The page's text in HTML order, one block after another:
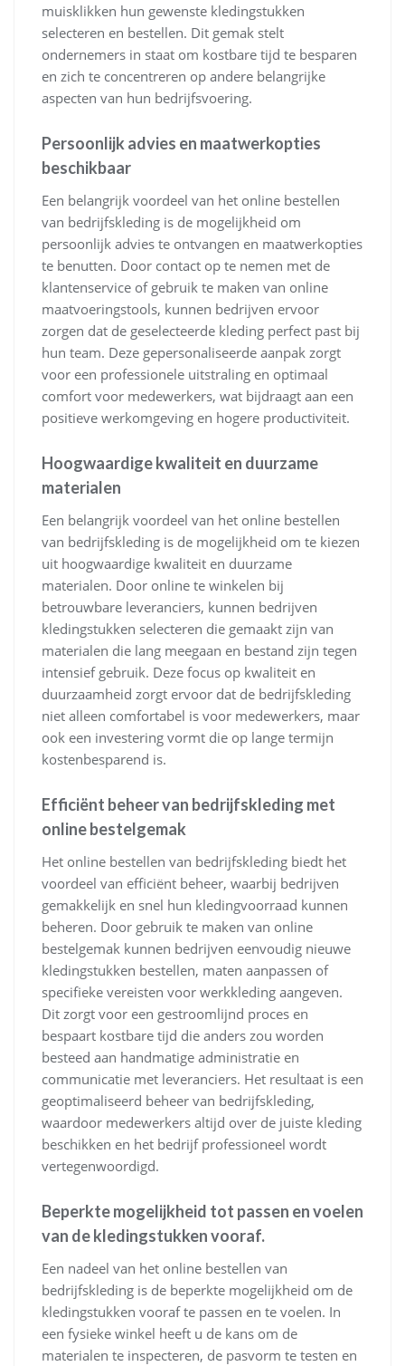
muisklikken hun gewenste kledingstukken
selecteren en bestellen. Dit gemak stelt
ondernemers in staat om kostbare tijd te besparen
en zich te concentreren op andere belangrijke
aspecten van hun bedrijfsvoering.
Persoonlijk advies en maatwerkopties
beschikbaar
Een belangrijk voordeel van het online bestellen
van bedrijfskleding is de mogelijkheid om
persoonlijk advies te ontvangen en maatwerkopties
te benutten. Door contact op te nemen met de
klantenservice of gebruik te maken van online
maatvoeringstools, kunnen bedrijven ervoor
zorgen dat de geselecteerde kleding perfect past bij
hun team. Deze gepersonaliseerde aanpak zorgt
voor een professionele uitstraling en optimaal
comfort voor medewerkers, wat bijdraagt aan een
positieve werkomgeving en hogere productiviteit.
Hoogwaardige kwaliteit en duurzame
materialen
Een belangrijk voordeel van het online bestellen
van bedrijfskleding is de mogelijkheid om te kiezen
uit hoogwaardige kwaliteit en duurzame
materialen. Door online te winkelen bij
betrouwbare leveranciers, kunnen bedrijven
kledingstukken selecteren die gemaakt zijn van
materialen die lang meegaan en bestand zijn tegen
intensief gebruik. Deze focus op kwaliteit en
duurzaamheid zorgt ervoor dat de bedrijfskleding
niet alleen comfortabel is voor medewerkers, maar
ook een investering vormt die op lange termijn
kostenbesparend is.
Efficiënt beheer van bedrijfskleding met
online bestelgemak
Het online bestellen van bedrijfskleding biedt het
voordeel van efficiënt beheer, waarbij bedrijven
gemakkelijk en snel hun kledingvoorraad kunnen
beheren. Door gebruik te maken van online
bestelgemak kunnen bedrijven eenvoudig nieuwe
kledingstukken bestellen, maten aanpassen of
specifieke vereisten voor werkkleding aangeven.
Dit zorgt voor een gestroomlijnd proces en
bespaart kostbare tijd die anders zou worden
besteed aan handmatige administratie en
communicatie met leveranciers. Het resultaat is een
geoptimaliseerd beheer van bedrijfskleding,
waardoor medewerkers altijd over de juiste kleding
beschikken en het bedrijf professioneel wordt
vertegenwoordigd.
Beperkte mogelijkheid tot passen en voelen
van de kledingstukken vooraf.
Een nadeel van het online bestellen van
bedrijfskleding is de beperkte mogelijkheid om de
kledingstukken vooraf te passen en te voelen. In
een fysieke winkel heeft u de kans om de
materialen te inspecteren, de pasvorm te testen en